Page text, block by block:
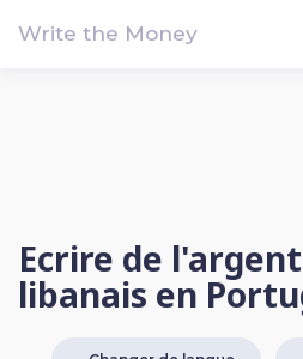
Write the Money
Ecrire de
libanais en